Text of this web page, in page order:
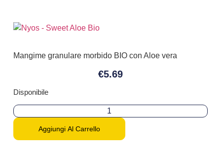
Mangime granulare morbido BIO con Aloe vera
€5.69
Disponibile
Aggiungi Al Carrello